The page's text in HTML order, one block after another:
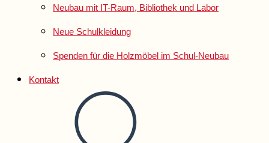
Neubau mit IT-Raum, Bibliothek und Labor
Neue Schulkleidung
Spenden für die Holzmöbel im Schul-Neubau
Kontakt